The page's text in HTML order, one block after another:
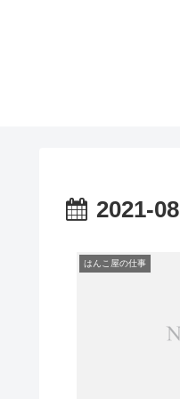
2021-08
はんこ屋の仕事